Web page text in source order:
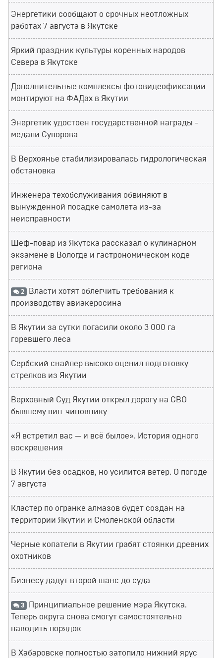
Энергетики сообщают о срочных неотложных
работах 7 августа в Якутске
Яркий праздник культуры коренных народов
Севера в Якутске
Дополнительные комплексы фотовидеофиксации
монтируют на ФАДах в Якутии
Энергетик удостоен государственной награды -
медали Суворова
В Верхоянье стабилизировалась гидрологическая
обстановка
Инженера техобслуживания обвиняют в
вынужденной посадке самолета из-за
неисправности
Шеф-повар из Якутска рассказал о кулинарном
экзамене в Вологде и гастрономическом коде
региона
2 Власти хотят облегчить требования к
производству авиакеросина
В Якутии за сутки погасили около 3 000 га
горевшего леса
Сербский снайпер высоко оценил подготовку
стрелков из Якутии
Верховный Суд Якутии открыл дорогу на СВО
бывшему вип-чиновнику
«Я встретил вас — и всё былое». История одного
воскрешения
В Якутии без осадков, но усилится ветер. О погоде
7 августа
Кластер по огранке алмазов будет создан на
территории Якутии и Смоленской области
Черные копатели в Якутии грабят стоянки древних
охотников
Бизнесу дадут второй шанс до суда
3 Принципиальное решение мэра Якутска.
Теперь округа снова смогут самостоятельно
наводить порядок
В Хабаровске полностью затопило нижний ярус